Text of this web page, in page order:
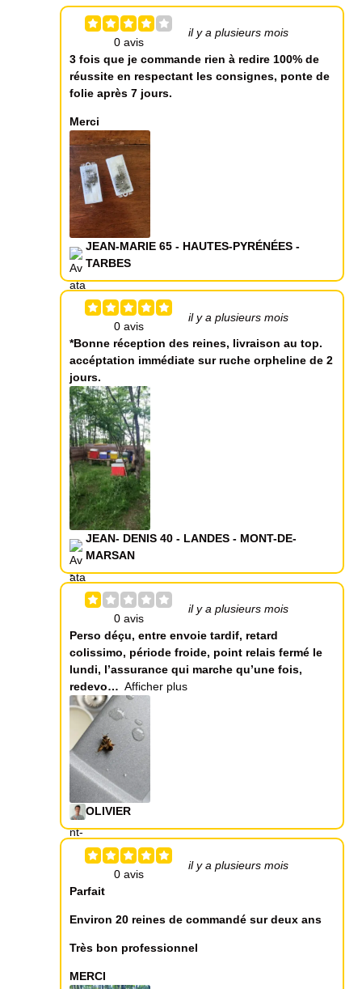
il y a plusieurs mois
3 fois que je commande rien à redire 100% de
réussite en respectant les consignes, ponte de
folie après 7 jours.
Merci
JEAN-MARIE 65 - HAUTES-PYRÉNÉES -
TARBES
il y a plusieurs mois
*Bonne réception des reines, livraison au top.
accéptation immédiate sur ruche orpheline de 2
jours.
JEAN- DENIS 40 - LANDES - MONT-DE-
MARSAN
il y a plusieurs mois
Perso déçu, entre envoie tardif, retard
colissimo, période froide, point relais fermé le
lundi, l’assurance qui marche qu’une fois,
redevo
Afficher plus
OLIVIER
il y a plusieurs mois
Parfait
Environ 20 reines de commandé sur deux ans
Très bon professionnel
MERCI